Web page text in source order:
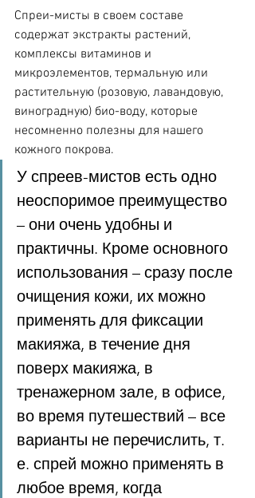
Спреи-мисты в своем составе
содержат экстракты растений,
комплексы витаминов и
микроэлементов, термальную или
растительную (розовую, лавандовую,
виноградную) био-воду, которые
несомненно полезны для нашего
кожного покрова.
У спреев-мистов есть одно
неоспоримое преимущество
– они очень удобны и
практичны. Кроме основного
использования – сразу после
очищения кожи, их можно
применять для фиксации
макияжа, в течение дня
поверх макияжа, в
тренажерном зале, в офисе,
во время путешествий – все
варианты не перечислить, т.
е. спрей можно применять в
любое время, когда